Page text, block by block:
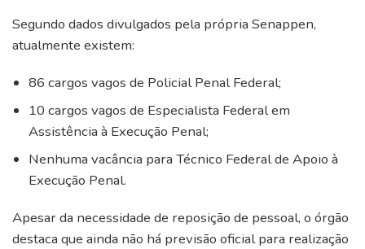
Segundo dados divulgados pela própria Senappen,
atualmente existem:
86 cargos vagos de Policial Penal Federal;
10 cargos vagos de Especialista Federal em
Assistência à Execução Penal;
Nenhuma vacância para Técnico Federal de Apoio à
Execução Penal.
Apesar da necessidade de reposição de pessoal, o órgão
destaca que ainda não há previsão oficial para realização